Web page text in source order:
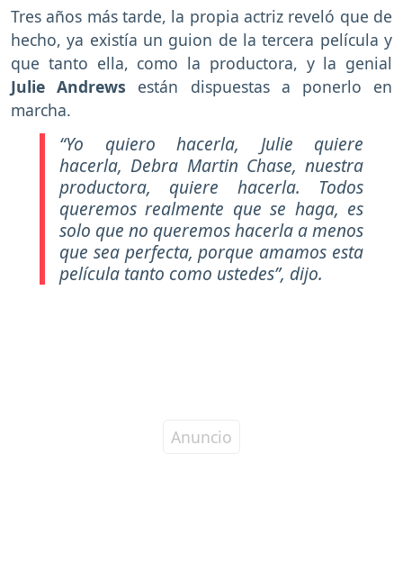
Tres años más tarde, la propia actriz reveló que de
hecho, ya existía un guion de la tercera película y
que tanto ella, como la productora, y la genial
Julie Andrews están dispuestas a ponerlo en
marcha.
“Yo quiero hacerla, Julie quiere
hacerla, Debra Martin Chase, nuestra
productora, quiere hacerla. Todos
queremos realmente que se haga, es
solo que no queremos hacerla a menos
que sea perfecta, porque amamos esta
película tanto como ustedes”, dijo.